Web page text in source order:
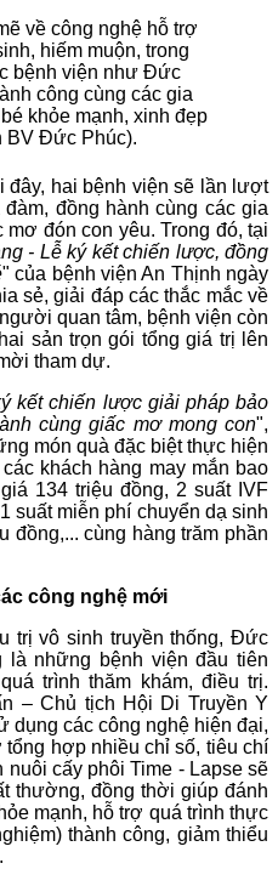
về công nghệ hỗ trợ
hiếm muộn, trong
bệnh viện như Đức
công cùng các gia
khỏe mạnh, xinh đẹp
BV Đức Phúc).
hai bệnh viện sẽ lần lượt
đồng hành cùng các gia
đón con yêu. Trong đó, tại
- Lễ ký kết chiến lược, đồng
" của bệnh viện An Thịnh ngày
sẻ, giải đáp các thắc mắc về
quan tâm, bệnh viện còn
sản trọn gói tổng giá trị lên
tham dự.
kết chiến lược giải pháp bảo
cùng giấc mơ mong con",
món quà đặc biệt thực hiện
khách hàng may mắn bao
134 triệu đồng, 2 suất IVF
suất miễn phí chuyển dạ sinh
đồng,... cùng hàng trăm phần
công nghệ mới
trị vô sinh truyền thống, Đức
là những bệnh viện đầu tiên
trình thăm khám, điều trị.
– Chủ tịch Hội Di Truyền Y
dụng các công nghệ hiện đại,
hợp nhiều chỉ số, tiêu chí
nuôi cấy phôi Time - Lapse sẽ
thường, đồng thời giúp đánh
mạnh, hỗ trợ quá trình thực
thành công, giảm thiểu